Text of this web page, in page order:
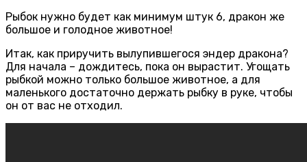
Рыбок нужно будет как минимум штук 6, дракон же
большое и голодное животное!
Итак, как приручить вылупившегося эндер дракона?
Для начала – дождитесь, пока он вырастит. Угощать
рыбкой можно только большое животное, а для
маленького достаточно держать рыбку в руке, чтобы
он от вас не отходил.